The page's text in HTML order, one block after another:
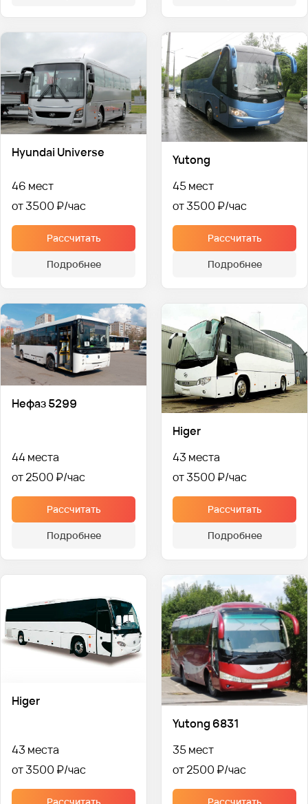
Hyundai Universe
46 мест
от 3500 ₽
Рассчитать
Подробнее
Yutong
45 мест
от 3500 ₽
Рассчитать
Подробнее
Нефаз 5299
44 места
от 2500 ₽
Рассчитать
Подробнее
Higer
43 места
от 3500 ₽
Рассчитать
Подробнее
Higer
43 места
от 3500 ₽
Yutong 6831
35 мест
от 2500 ₽